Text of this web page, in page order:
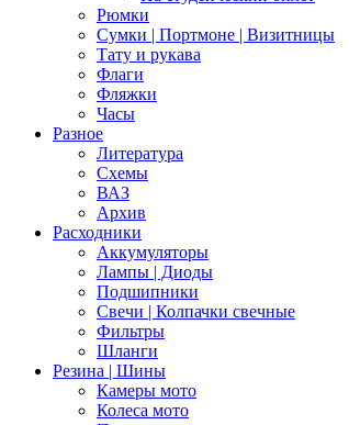
Рюмки
Сумки | Портмоне | Визитницы
Тату и рукава
Флаги
Фляжки
Часы
Разное
Литература
Схемы
ВАЗ
Архив
Расходники
Аккумуляторы
Лампы | Диоды
Подшипники
Свечи | Колпачки свечные
Фильтры
Шланги
Резина | Шины
Камеры мото
Колеса мото